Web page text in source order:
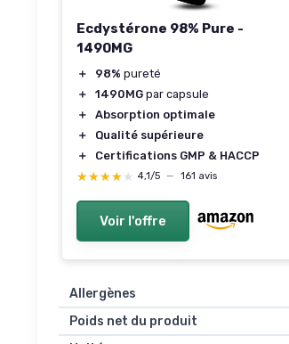
Ecdystérone 98% Pure -
1490MG
＋ 98% pureté
＋
1490MG par capsule
＋
Absorption optimale
＋
Qualité supérieure
＋
Certifications GMP & HACCP
★★★★★
★★★★★ 4,1/5 — 161 avis
Voir l'offre
Allergènes
Poids net du produit